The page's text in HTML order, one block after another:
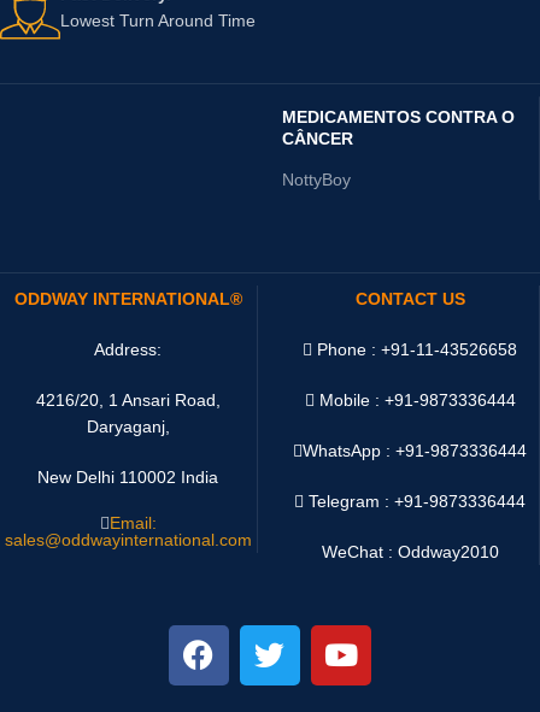
Lowest Turn Around Time
MEDICAMENTOS CONTRA O
CÂNCER
NottyBoy
ODDWAY INTERNATIONAL®
Address:
4216/20, 1 Ansari Road,
Daryaganj,
New Delhi 110002 India
Email:
sales@oddwayinternational.com
CONTACT US
Phone : +91-11-43526658
Mobile : +91-9873336444
WhatsApp :+91-9873336444
Telegram : +91-9873336444
WeChat : Oddway2010